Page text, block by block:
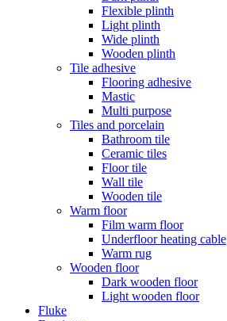
Flexible plinth
Light plinth
Wide plinth
Wooden plinth
Tile adhesive
Flooring adhesive
Mastic
Multi purpose
Tiles and porcelain
Bathroom tile
Ceramic tiles
Floor tile
Wall tile
Wooden tile
Warm floor
Film warm floor
Underfloor heating cable
Warm rug
Wooden floor
Dark wooden floor
Light wooden floor
Fluke